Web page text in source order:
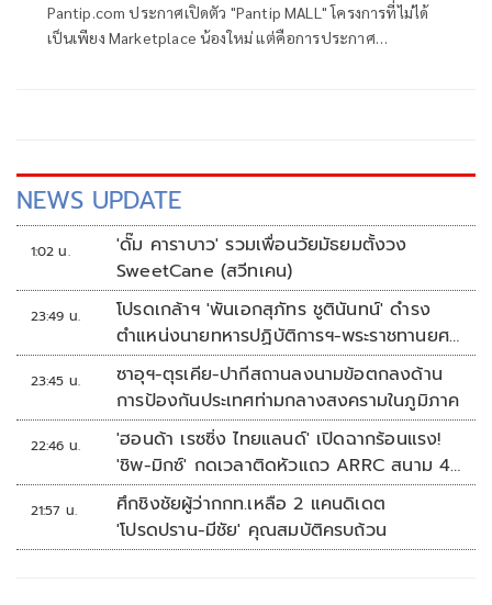
Marketplace ไทย ส่งเสริมเศรษฐกิจ
Pantip.com ประกาศเปิดตัว "Pantip MALL" โครงการที่ไม่ได้
เป็นเพียง Marketplace น้องใหม่ แต่คือการประกาศ
NEWS UPDATE
1:02 น.
'ดั๊ม คาราบาว' รวมเพื่อนวัยมัธยมตั้งวง
SweetCane (สวีทเคน)
23:49 น.
โปรดเกล้าฯ 'พันเอกสุภัทร ชูตินันทน์' ดำรง
ตำแหน่งนายทหารปฏิบัติการฯ-พระราชทานยศ
'พลตรี'
23:45 น.
ซาอุฯ-ตุรเคีย-ปากีสถานลงนามข้อตกลงด้าน
การป้องกันประเทศท่ามกลางสงครามในภูมิภาค
22:46 น.
'ฮอนด้า เรซซิ่ง ไทยแลนด์' เปิดฉากร้อนแรง!
'ชิพ-มิกซ์' กดเวลาติดหัวแถว ARRC สนาม 4
ที่มัลดาลิกา
21:57 น.
ศึกชิงชัยผู้ว่ากกท.เหลือ 2 แคนดิเดต
'โปรดปราน-มีชัย' คุณสมบัติครบถ้วน